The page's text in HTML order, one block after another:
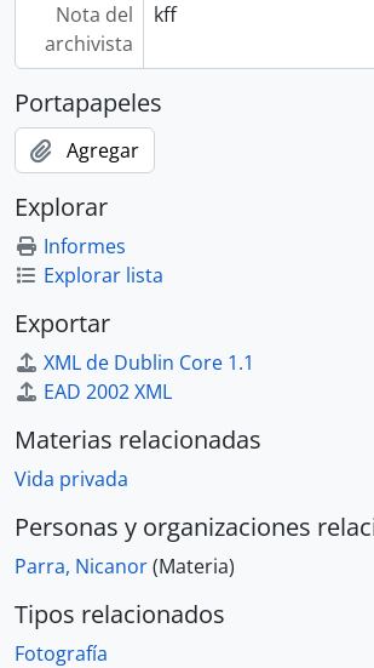
Nota del
archivista
kff
Portapapeles
Agregar
Explorar
Informes
Explorar lista
Exportar
XML de Dublin Core 1.1
EAD 2002 XML
Materias relacionadas
Vida privada
Personas y organizaciones
Parra, Nicanor(Materia)
Tipos relacionados
Fotografía